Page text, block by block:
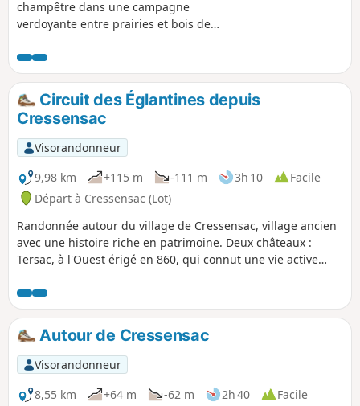
champêtre dans une campagne
verdoyante entre prairies et bois de
Moulin de la Borie, le château de la
Roussie, le long de l’Enéa et d'une
myriade de plans d’eau. Les maisons de
pierre aux toits de lauze rivalisent de
charme.
Circuit des Églantines depuis
Cressensac
Visorandonneur
9,98 km
+115 m -111 m 3h 10
Facile
Départ à Cressensac (Lot)
Randonnée autour du village de Cressensac, village ancien
avec une histoire riche en patrimoine. Deux châteaux :
Tersac, à l'Ouest érigé en 860, qui connut une vie active
propriété privée, à l'Est, édifié au XIIe siècle et reconstruit
au XIIe siècle, en style Renaissance. Un presbytère au cœur
du village. En 1789, la paroisse devient une commune,
après avoir fait partie de la Vicomté de Turenne au IXe
siècle.
Autour de Cressensac
Visorandonneur
8,55 km
+64 m -62 m 2h 40
Facile